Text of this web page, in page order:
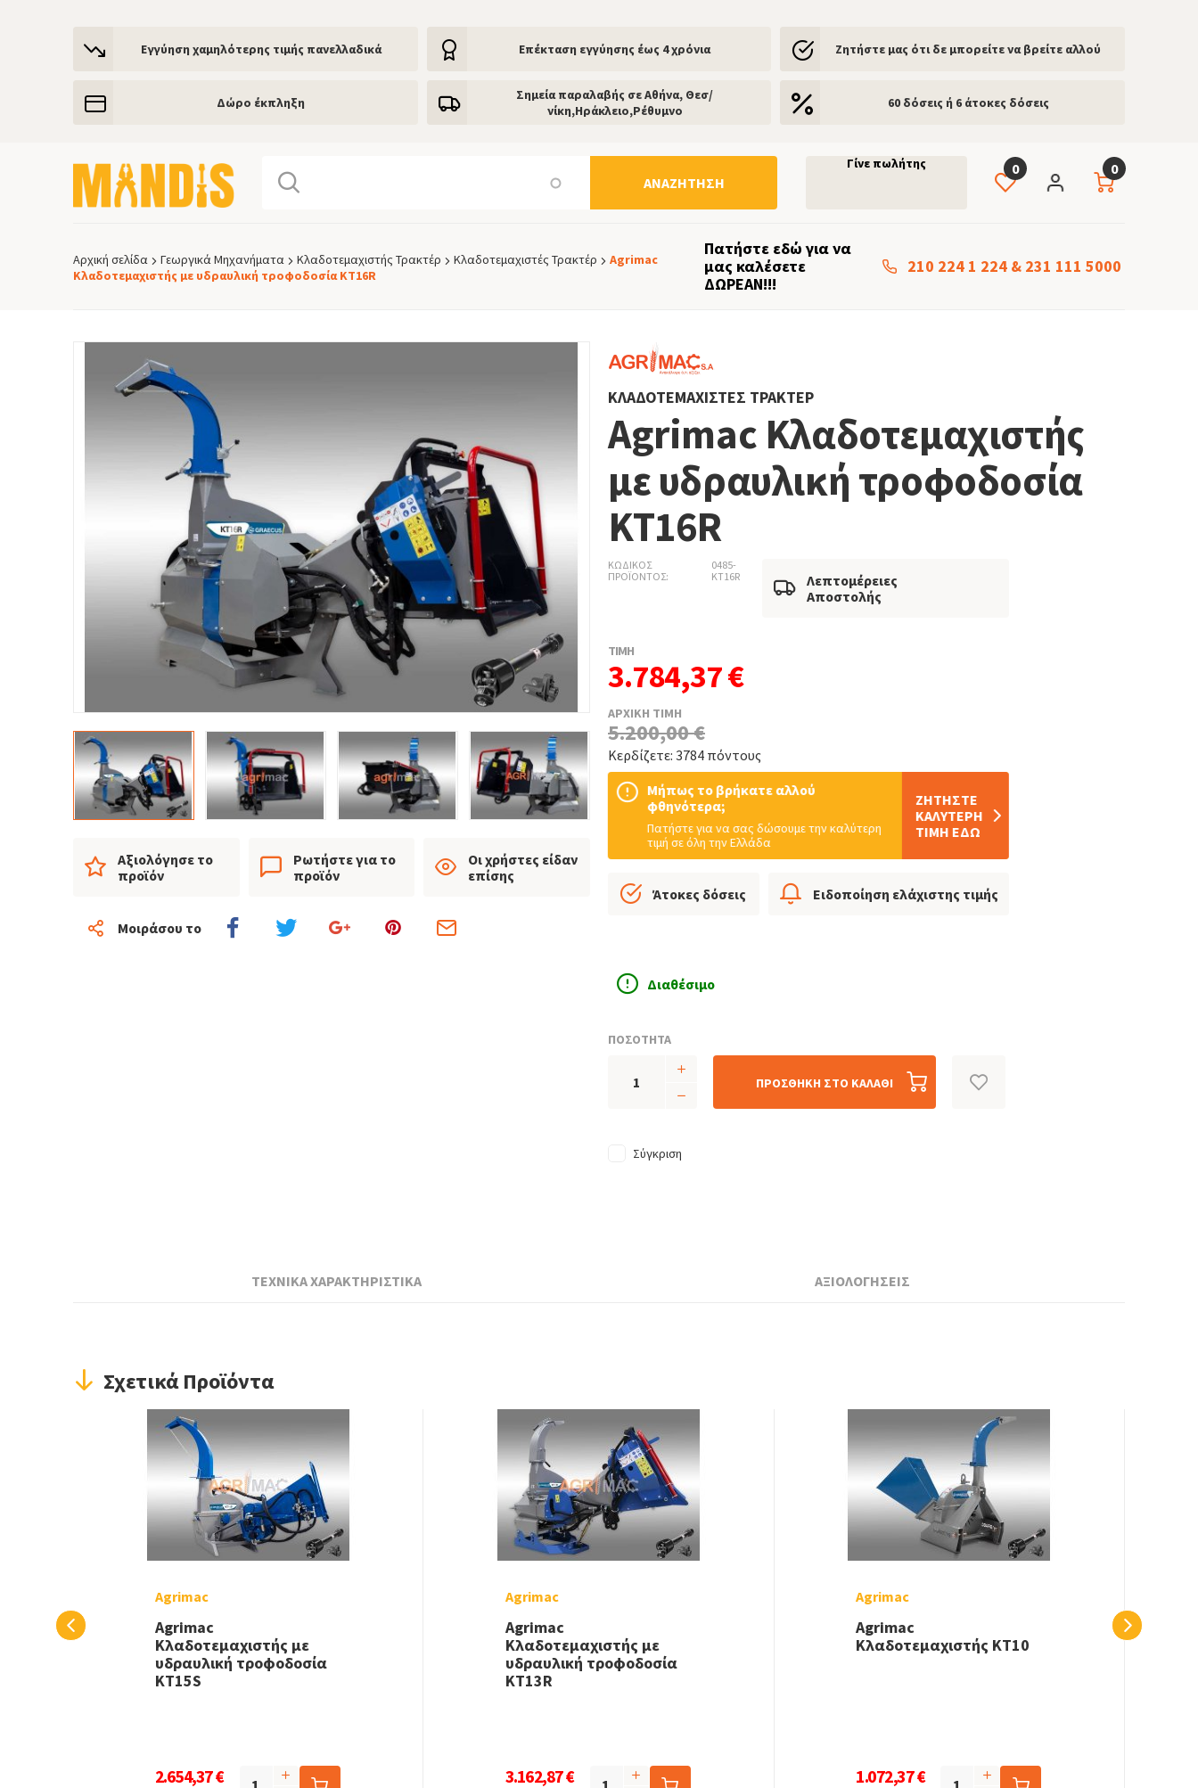
Εγγύηση χαμηλότερης τιμής πανελλαδικά Eπέκταση εγγύησης έως 4 χρόνια Ζητήστε μας ότι δε μπορείτε να βρείτε αλλού
Δώρο έκπληξη
Σημεία παραλαβής σε Αθήνα, Θεσ/
νίκη,Ηράκλειο,Ρέθυμνο
60 δόσεις ή 6 άτοκες δόσεις
0
ΑΝΑΖΉΤΗΣΗ
Γίνε πωλήτης 0
Breadcrumb
Αρχική σελίδα Γεωργικά Μηχανήματα Κλαδοτεμαχιστής Τρακτέρ Κλαδοτεμαχιστές Τρακτέρ
Agrimac
Κλαδοτεμαχιστής με υδραυλική τροφοδοσία KT16R
Πατήστε εδώ για να
μας καλέσετε
ΔΩΡΕΑΝ!!!
210 224 1 224 & 231 111 5000
Αξιολόγησε το
προϊόν
Ρωτήστε για το
προϊόν
Οι χρήστες είδαν
επίσης
Μοιράσου το
ΚΛΑΔΟΤΕΜΑΧΙΣΤΈΣ ΤΡΑΚΤΈΡ
Agrimac Κλαδοτεμαχιστής
με υδραυλική τροφοδοσία
KT16R
ΚΩΔΙΚΟΣ
ΠΡΟΪΟΝΤΟΣ
0485-
KT16R
Λεπτομέρειες
Αποστολής
ΤΙΜΗ
3.784,37 €
ΑΡΧΙΚΗ ΤΙΜΗ
5.200,00 €
Κερδίζετε: 3784 πόντους
Μήπως το βρήκατε αλλού
φθηνότερα;
Πατήστε για να σας δώσουμε την καλύτερη
τιμή σε όλη την Ελλάδα
ΖΗΤΗΣTΕ
ΚΑΛΥΤΕΡΗ
ΤΙΜΗ ΕΔΩ
Άτοκες δόσεις Ειδοποίηση ελάχιστης τιμής
Διαθέσιμο
ΠΟΣΟΤΗΤΑ
ΠΡΟΣΘΉΚΗ ΣΤΟ ΚΑΛΆΘΙ
Σύγκριση
ΤΕΧΝΙΚΑ ΧΑΡΑΚΤΗΡΙΣΤΙΚΑ ΑΞΙΟΛΟΓΗΣΕΙΣ
Σχετικά Προϊόντα
Agrimac
Agrimac
Κλαδοτεμαχιστής με
υδραυλική τροφοδοσία
KT15S
2.654,37 €
Agrimac
Agrimac
Κλαδοτεμαχιστής με
υδραυλική τροφοδοσία
KT13R
3.162,87 €
Agrimac
Agrimac
Κλαδοτεμαχιστής KT10
1.072,37 €